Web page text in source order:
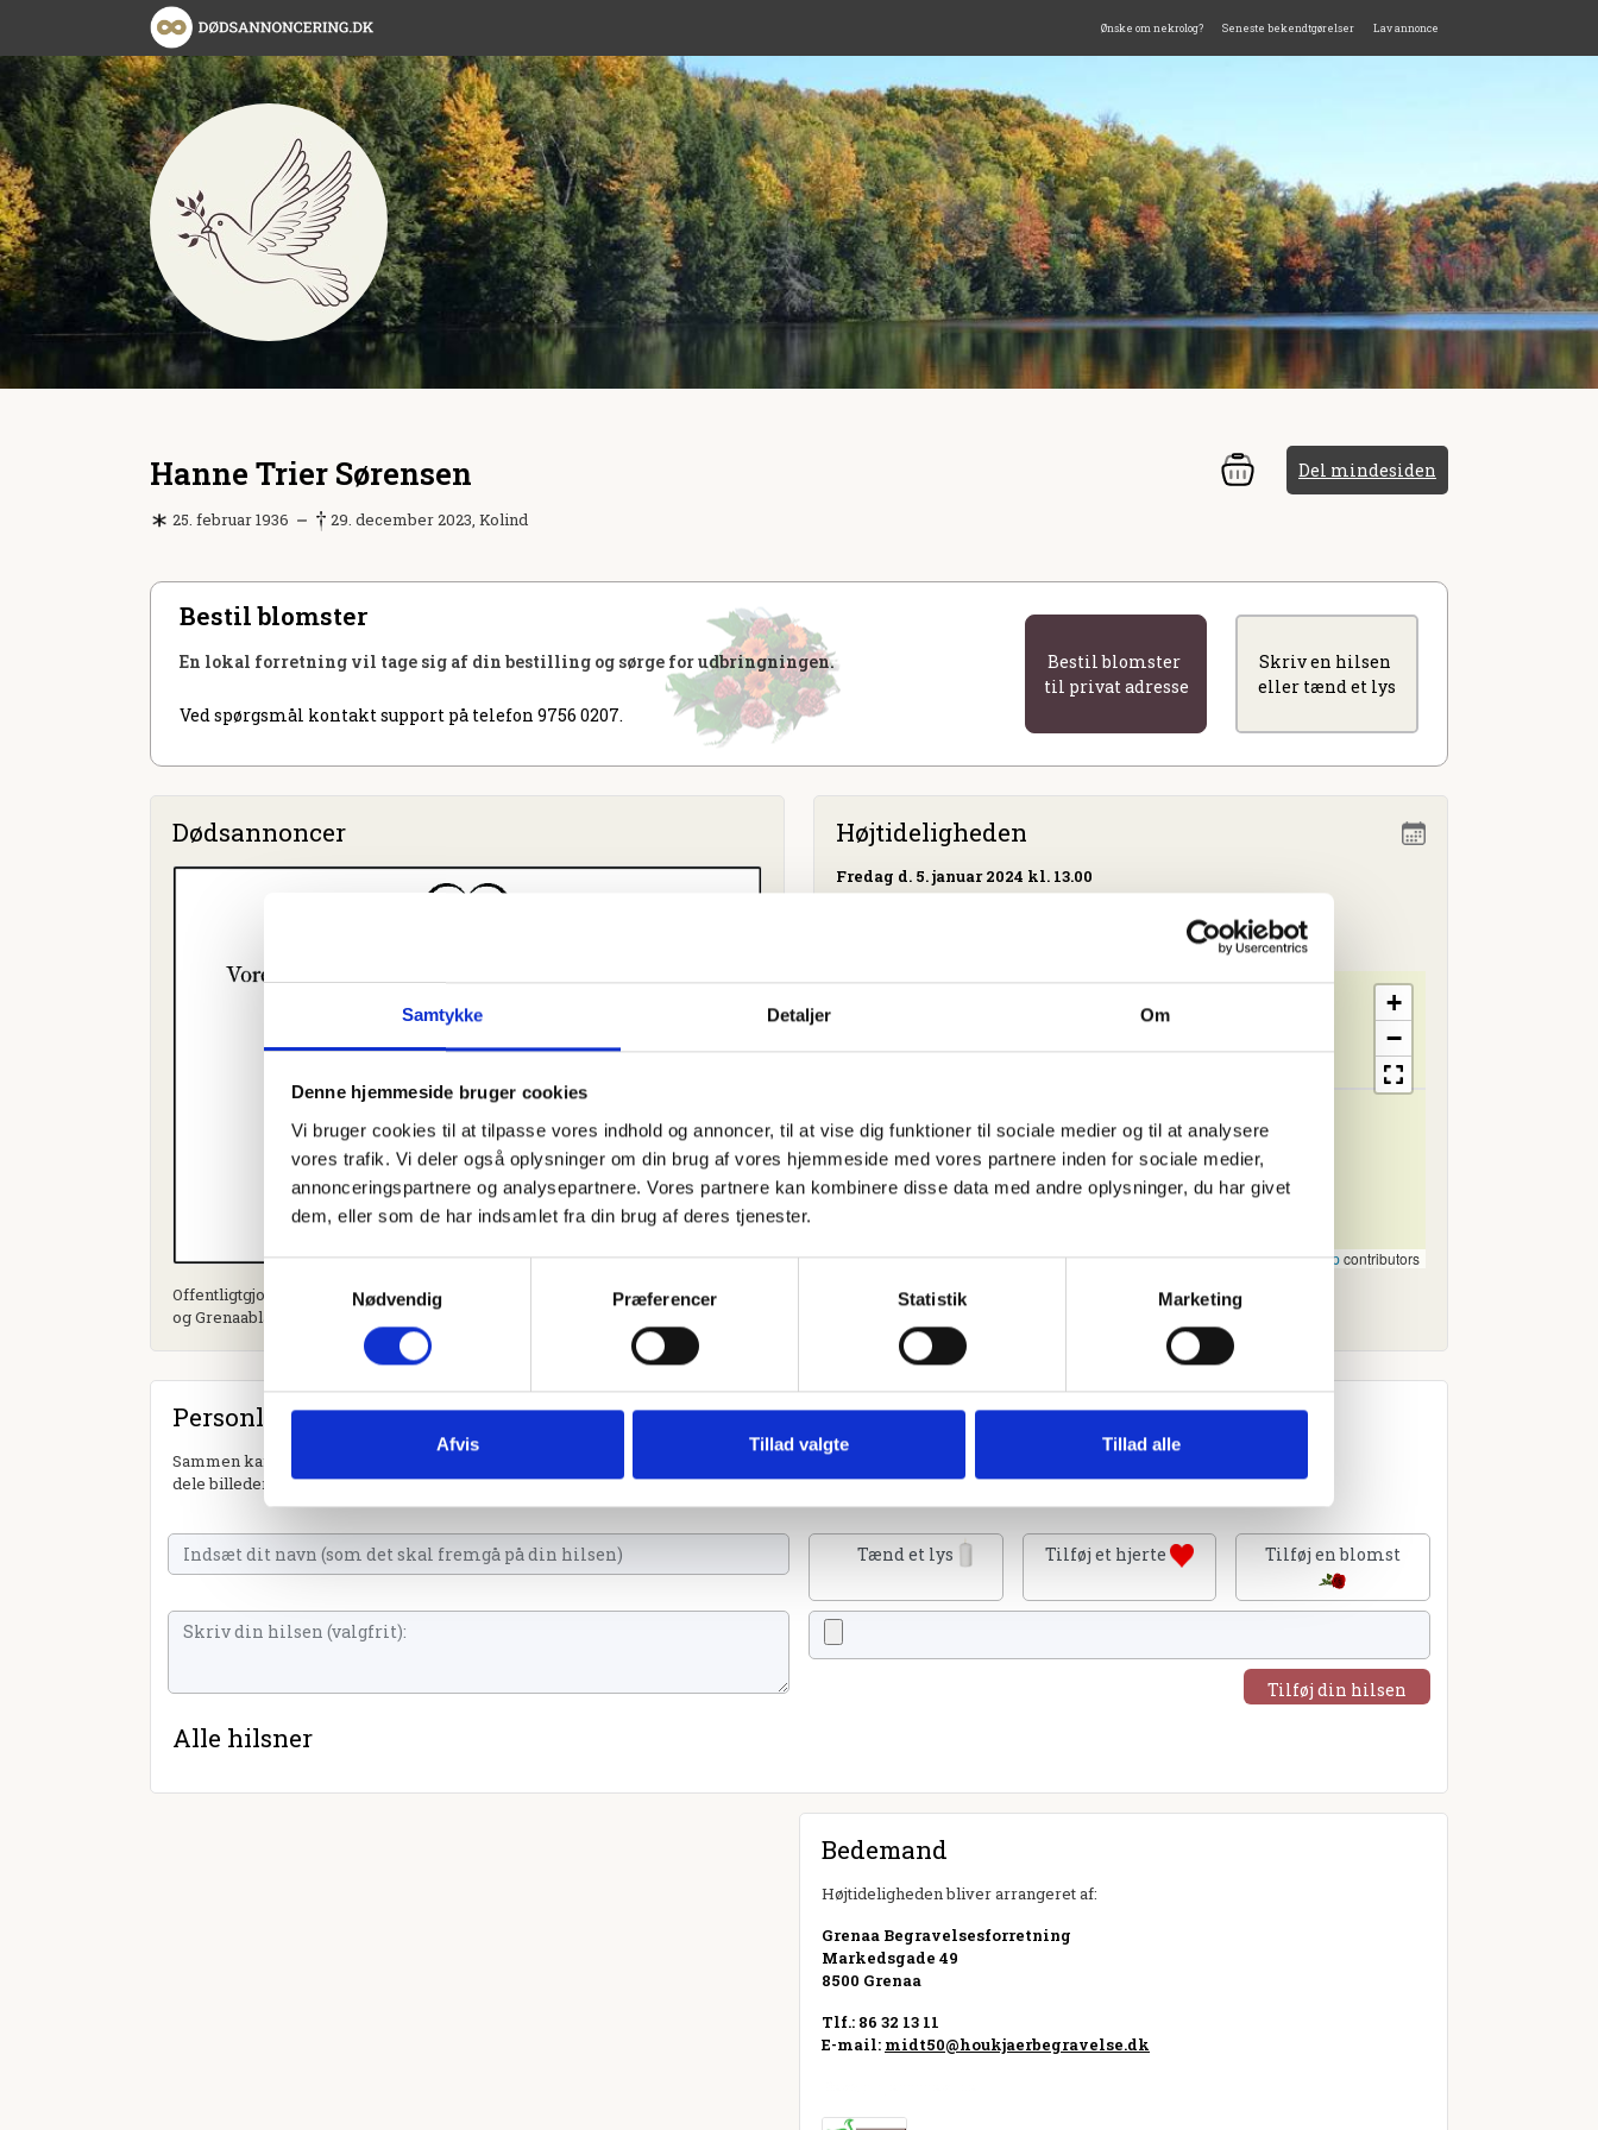
Samtykke Detaljer Om
Denne hjemmeside bruger cookies
Vi bruger cookies til at tilpasse vores indhold og annoncer, til at vise dig funktioner til sociale medier og til at analysere
vores trafik. Vi deler også oplysninger om din brug af vores hjemmeside med vores partnere inden for sociale medier,
annonceringspartnere og analysepartnere. Vores partnere kan kombinere disse data med andre oplysninger, du har givet
dem, eller som de har indsamlet fra din brug af deres tjenester.
Samtykkevalg
Nødvendig
Præferencer Statistik Marketing
Afvis Tillad valgte Tillad alle
Ønske om nekrolog? Seneste bekendtgørelser Lav annonce
Hanne Trier Sørensen Del mindesiden
25. februar 1936 29. december 2023, Kolind
Bestil blomster
En lokal forretning vil tage sig af din bestilling og sørge for udbringningen.
Ved spørgsmål kontakt support på telefon 9756 0207.
Bestil blomster
til privat adresse
Skriv en hilsen
eller tænd et lys
Dødsannoncer
Offentligtgjort i Din Avis Norddjurs (sammenlægning af Folkebladet Norddjurs
og Grenaabladet) d. 10. januar 2024
Højtideligheden
Fredag d. 5. januar 2024 kl. 13.00
+
−
Leaflet|©OpenStreetMapcontributors
Personlig hilsen
Sammen kan vi mindes Hanne Trier Sørensen. Du kan tænde et lys, skrive et mindeord,
dele billeder og video eller blot sende et hjerte eller en rose
Tænd et lys Tilføj et hjerte Tilføj en blomst
Tilføj din hilsen
Alle hilsner
Bedemand
Højtideligheden bliver arrangeret af:
Grenaa Begravelsesforretning
Markedsgade 49
8500 Grenaa
Tlf.: 86 32 13 11
E-mail: midt50@houkjaerbegravelse.dk